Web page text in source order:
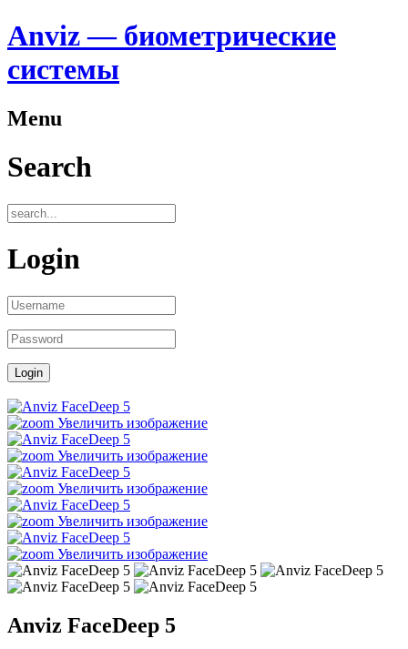
Anviz — биометрические
системы
Menu
Search
Login
Увеличить изображение
Увеличить изображение
Увеличить изображение
Увеличить изображение
Увеличить изображение
Anviz FaceDeep 5